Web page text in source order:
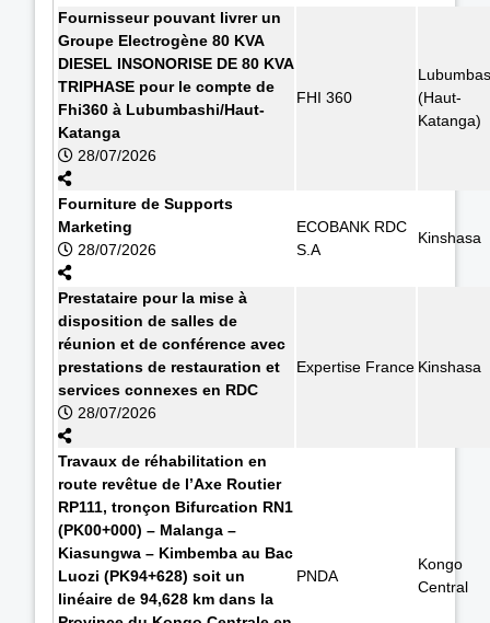
Fournisseur pouvant livrer un
Groupe Electrogène 80 KVA
DIESEL INSONORISE DE 80 KVA
TRIPHASE pour le compte de
Fhi360 à Lubumbashi/Haut-
Katanga
28/07/2026
FHI 360
(Haut-
Katanga)
Fourniture de Supports
Marketing
28/07/2026
ECOBANK RDC
S.A
Kinshasa
Prestataire pour la mise à
disposition de salles de
réunion et de conférence avec
prestations de restauration et
services connexes en RDC
28/07/2026
Expertise France Kinshasa
Travaux de réhabilitation en
route revêtue de l’Axe Routier
RP111, tronçon Bifurcation RN1
(PK00+000) – Malanga –
Kiasungwa – Kimbemba au Bac
Luozi (PK94+628) soit un
linéaire de 94,628 km dans la
PNDA
Kongo
Central